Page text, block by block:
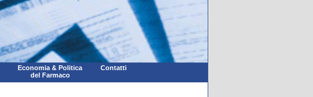
Economia & Politica
del Farmaco
Contatti